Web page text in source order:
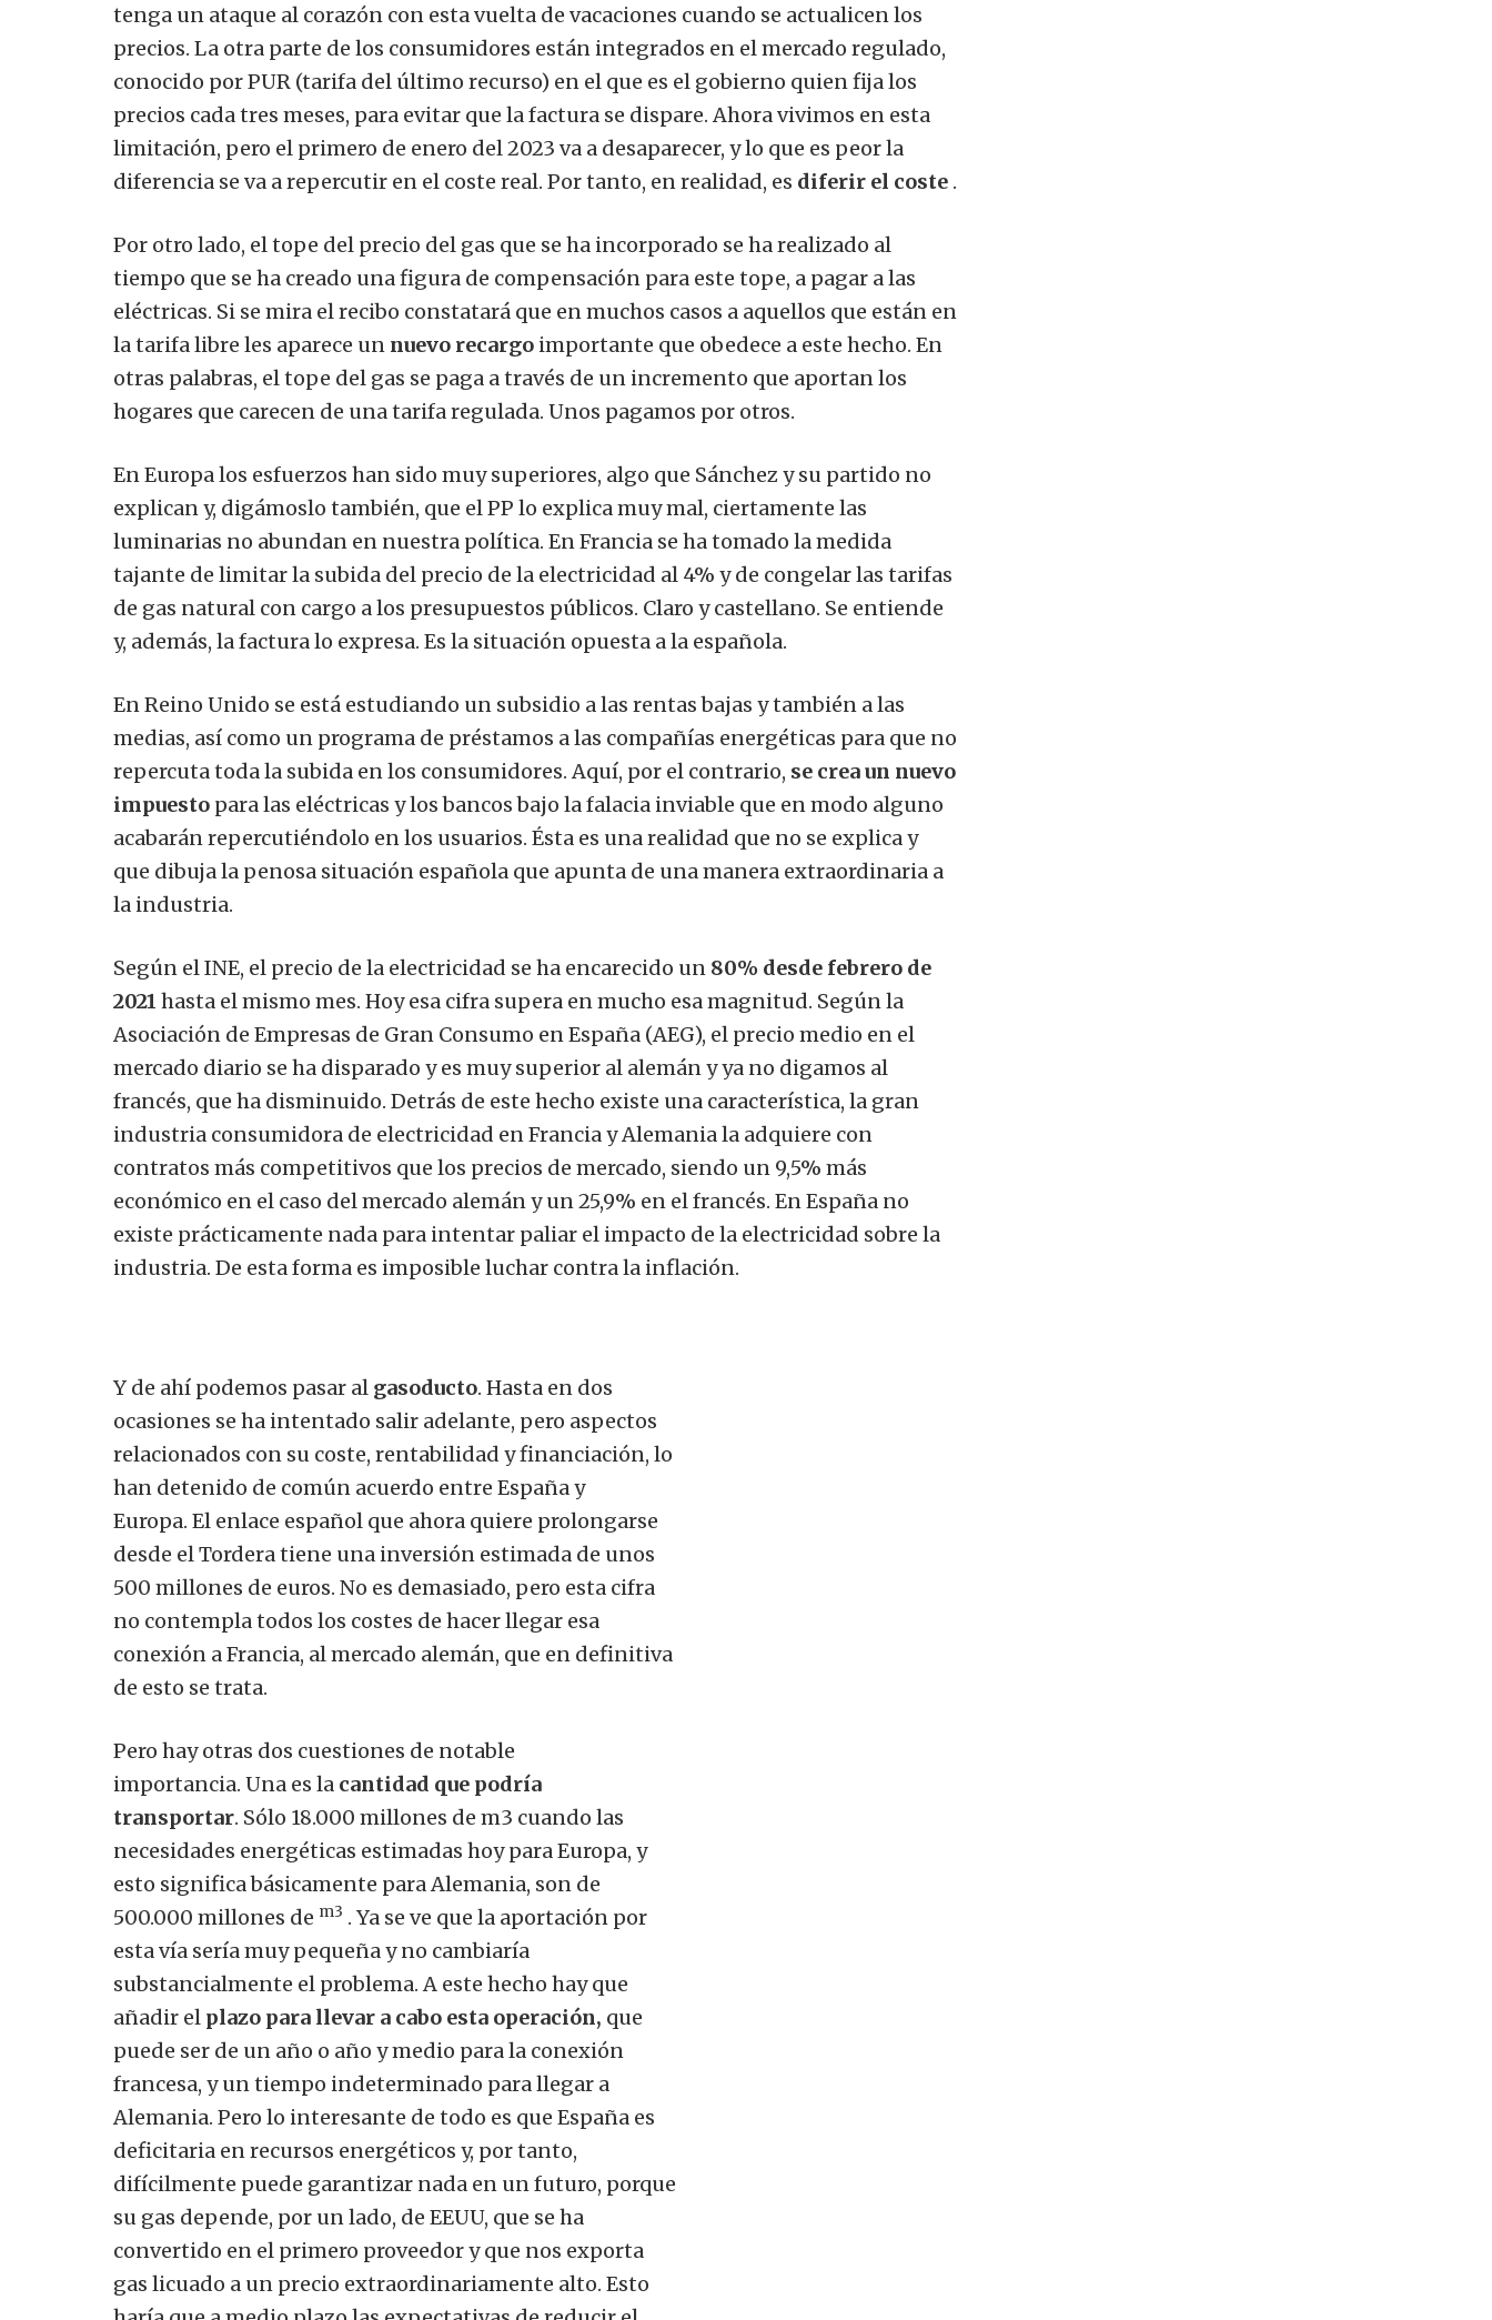
tenga un ataque al corazón con esta vuelta de vacaciones cuando se actualicen los
precios. La otra parte de los consumidores están integrados en el mercado regulado,
conocido por PUR (tarifa del último recurso) en el que es el gobierno quien fija los
precios cada tres meses, para evitar que la factura se dispare. Ahora vivimos en esta
limitación, pero el primero de enero del 2023 va a desaparecer, y lo que es peor la
diferencia se va a repercutir en el coste real. Por tanto, en realidad, es diferir el coste .
Por otro lado, el tope del precio del gas que se ha incorporado se ha realizado al
tiempo que se ha creado una figura de compensación para este tope, a pagar a las
eléctricas. Si se mira el recibo constatará que en muchos casos a aquellos que están en
la tarifa libre les aparece un nuevo recargo importante que obedece a este hecho. En
otras palabras, el tope del gas se paga a través de un incremento que aportan los
hogares que carecen de una tarifa regulada. Unos pagamos por otros.
En Europa los esfuerzos han sido muy superiores, algo que Sánchez y su partido no
explican y, digámoslo también, que el PP lo explica muy mal, ciertamente las
luminarias no abundan en nuestra política. En Francia se ha tomado la medida
tajante de limitar la subida del precio de la electricidad al 4% y de congelar las tarifas
de gas natural con cargo a los presupuestos públicos. Claro y castellano. Se entiende
y, además, la factura lo expresa. Es la situación opuesta a la española.
En Reino Unido se está estudiando un subsidio a las rentas bajas y también a las
medias, así como un programa de préstamos a las compañías energéticas para que no
repercuta toda la subida en los consumidores. Aquí, por el contrario, se crea un nuevo
impuesto para las eléctricas y los bancos bajo la falacia inviable que en modo alguno
acabarán repercutiéndolo en los usuarios. Ésta es una realidad que no se explica y
que dibuja la penosa situación española que apunta de una manera extraordinaria a
la industria.
Según el INE, el precio de la electricidad se ha encarecido un 80% desde febrero de
2021 hasta el mismo mes. Hoy esa cifra supera en mucho esa magnitud. Según la
Asociación de Empresas de Gran Consumo en España (AEG), el precio medio en el
mercado diario se ha disparado y es muy superior al alemán y ya no digamos al
francés, que ha disminuido. Detrás de este hecho existe una característica, la gran
industria consumidora de electricidad en Francia y Alemania la adquiere con
contratos más competitivos que los precios de mercado, siendo un 9,5% más
económico en el caso del mercado alemán y un 25,9% en el francés. En España no
existe prácticamente nada para intentar paliar el impacto de la electricidad sobre la
industria. De esta forma es imposible luchar contra la inflación.
Y de ahí podemos pasar al gasoducto. Hasta en dos
ocasiones se ha intentado salir adelante, pero aspectos
relacionados con su coste, rentabilidad y financiación, lo
han detenido de común acuerdo entre España y
Europa. El enlace español que ahora quiere prolongarse
desde el Tordera tiene una inversión estimada de unos
500 millones de euros. No es demasiado, pero esta cifra
no contempla todos los costes de hacer llegar esa
conexión a Francia, al mercado alemán, que en definitiva
de esto se trata.
Pero hay otras dos cuestiones de notable
importancia. Una es la cantidad que podría
transportar. Sólo 18.000 millones de m3 cuando las
necesidades energéticas estimadas hoy para Europa, y
esto significa básicamente para Alemania, son de
500.000 millones de m3 . Ya se ve que la aportación por
esta vía sería muy pequeña y no cambiaría
substancialmente el problema. A este hecho hay que
añadir el plazo para llevar a cabo esta operación, que
puede ser de un año o año y medio para la conexión
francesa, y un tiempo indeterminado para llegar a
Alemania. Pero lo interesante de todo es que España es
deficitaria en recursos energéticos y, por tanto,
difícilmente puede garantizar nada en un futuro, porque
su gas depende, por un lado, de EEUU, que se ha
convertido en el primero proveedor y que nos exporta
gas licuado a un precio extraordinariamente alto. Esto